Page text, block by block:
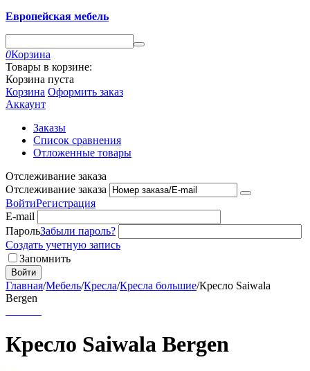
Европейская мебель
0Корзина
Товары в корзине:
Корзина пуста
Корзина Оформить заказ
Аккаунт
Заказы
Список сравнения
Отложенные товары
Отслеживание заказа
Отслеживание заказа
ВойтиРегистрация
E-mail
ПарольЗабыли пароль?
Создать учетную запись
Запомнить
Войти
Главная/Мебель/Кресла/Кресла большие/Кресло Saiwala
Bergen
Кресло Saiwala Bergen